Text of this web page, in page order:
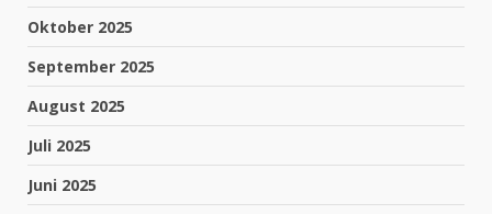
Oktober 2025
September 2025
August 2025
Juli 2025
Juni 2025